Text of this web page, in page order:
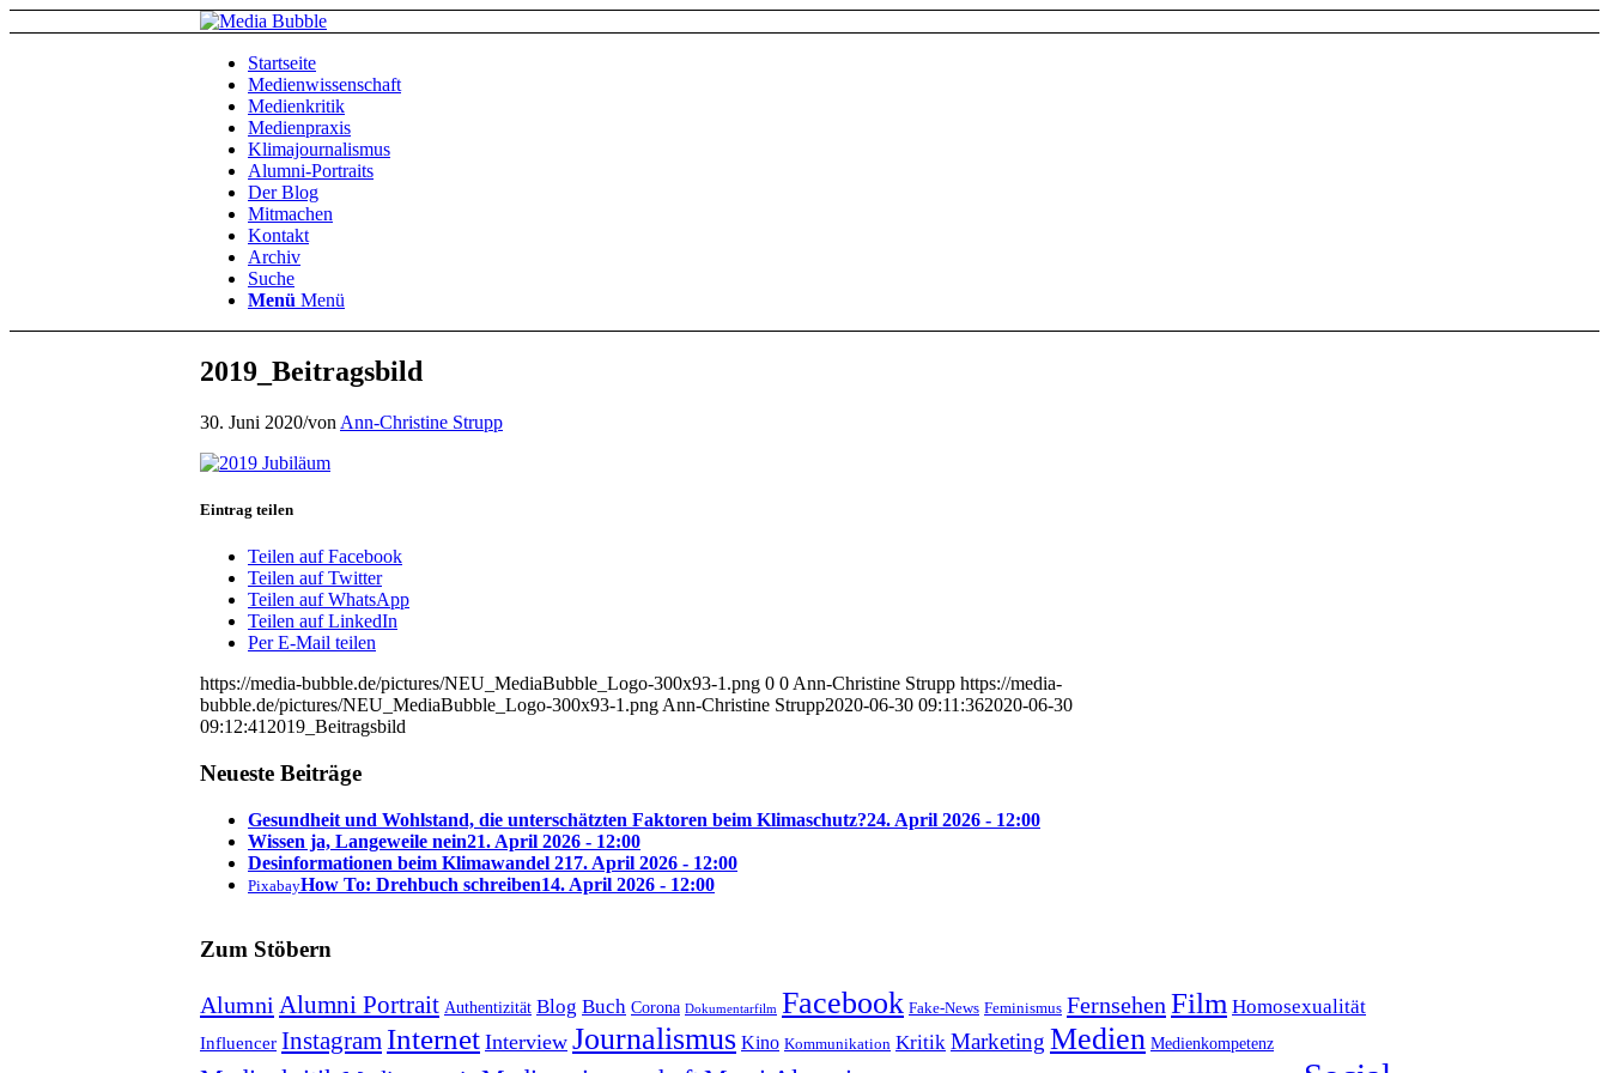
Startseite
Medienwissenschaft
Medienkritik
Medienpraxis
Klimajournalismus
Alumni-Portraits
Der Blog
Mitmachen
Kontakt
Archiv
Suche
Menü Menü
2019_Beitragsbild
30. Juni 2020/von Ann-Christine Strupp
Eintrag teilen
Teilen auf Facebook
Teilen auf Twitter
Teilen auf WhatsApp
Teilen auf LinkedIn
Per E-Mail teilen
https://media-bubble.de/pictures/NEU_MediaBubble_Logo-300x93-1.png 0 0 Ann-Christine Strupp https://media-
bubble.de/pictures/NEU_MediaBubble_Logo-300x93-1.png Ann-Christine Strupp2020-06-30 09:11:362020-06-30
09:12:41 2019_Beitragsbild
Neueste Beiträge
Gesundheit und Wohlstand, die unterschätzten Faktoren beim Klimaschutz?24. April 2026 - 12:00
Wissen ja, Langeweile nein21. April 2026 - 12:00
Desinformationen beim Klimawandel 217. April 2026 - 12:00
PixabayHow To: Drehbuch schreiben14. April 2026 - 12:00
Zum Stöbern
Alumni Alumni Portrait Authentizität Blog Buch Corona Dokumentarfilm Facebook Fake-News Feminismus Fernsehen Film Homosexualität
Influencer Instagram Internet Interview Journalismus Kino Kommunikation Kritik Marketing Medien Medienkompetenz